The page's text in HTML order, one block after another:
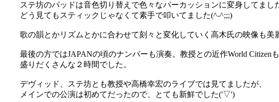
ステ坊のパッドは音色切り替えで色々なパーカッションに変身してまし
どう見てもスティックじゃなくて素手で叩いてました(^-^;;;)
歌の韻とかリズムとかに合わせて刻々と変化していく高木氏の映像も美
最後の方ではJAPANの頃のナンバーも演奏。教授との近作World Citizen
盛りだくさんな２時間でした。
デヴィッド、ステ坊とも教授や高橋幸宏のライブでは見てましたが、
メインでの公演は初めてだったので、とても新鮮でした('▽')